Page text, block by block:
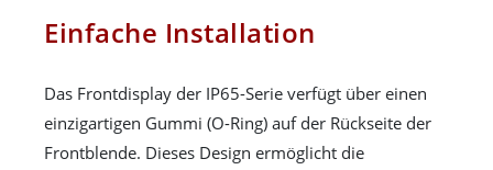
Einfache Installation
Das Frontdisplay der IP65-Serie verfügt über einen
einzigartigen Gummi (O-Ring) auf der Rückseite der
Frontblende. Dieses Design ermöglicht die